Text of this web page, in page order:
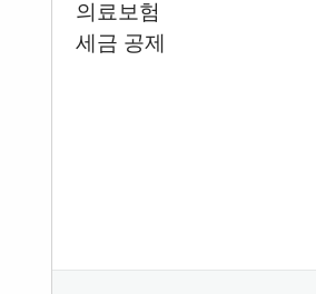
의료보험
세금 공제